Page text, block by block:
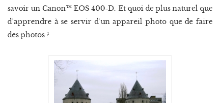
savoir un Canon™ EOS 400-D. Et quoi de plus naturel que
d’apprendre à se servir d’un appareil photo que de faire
des photos ?